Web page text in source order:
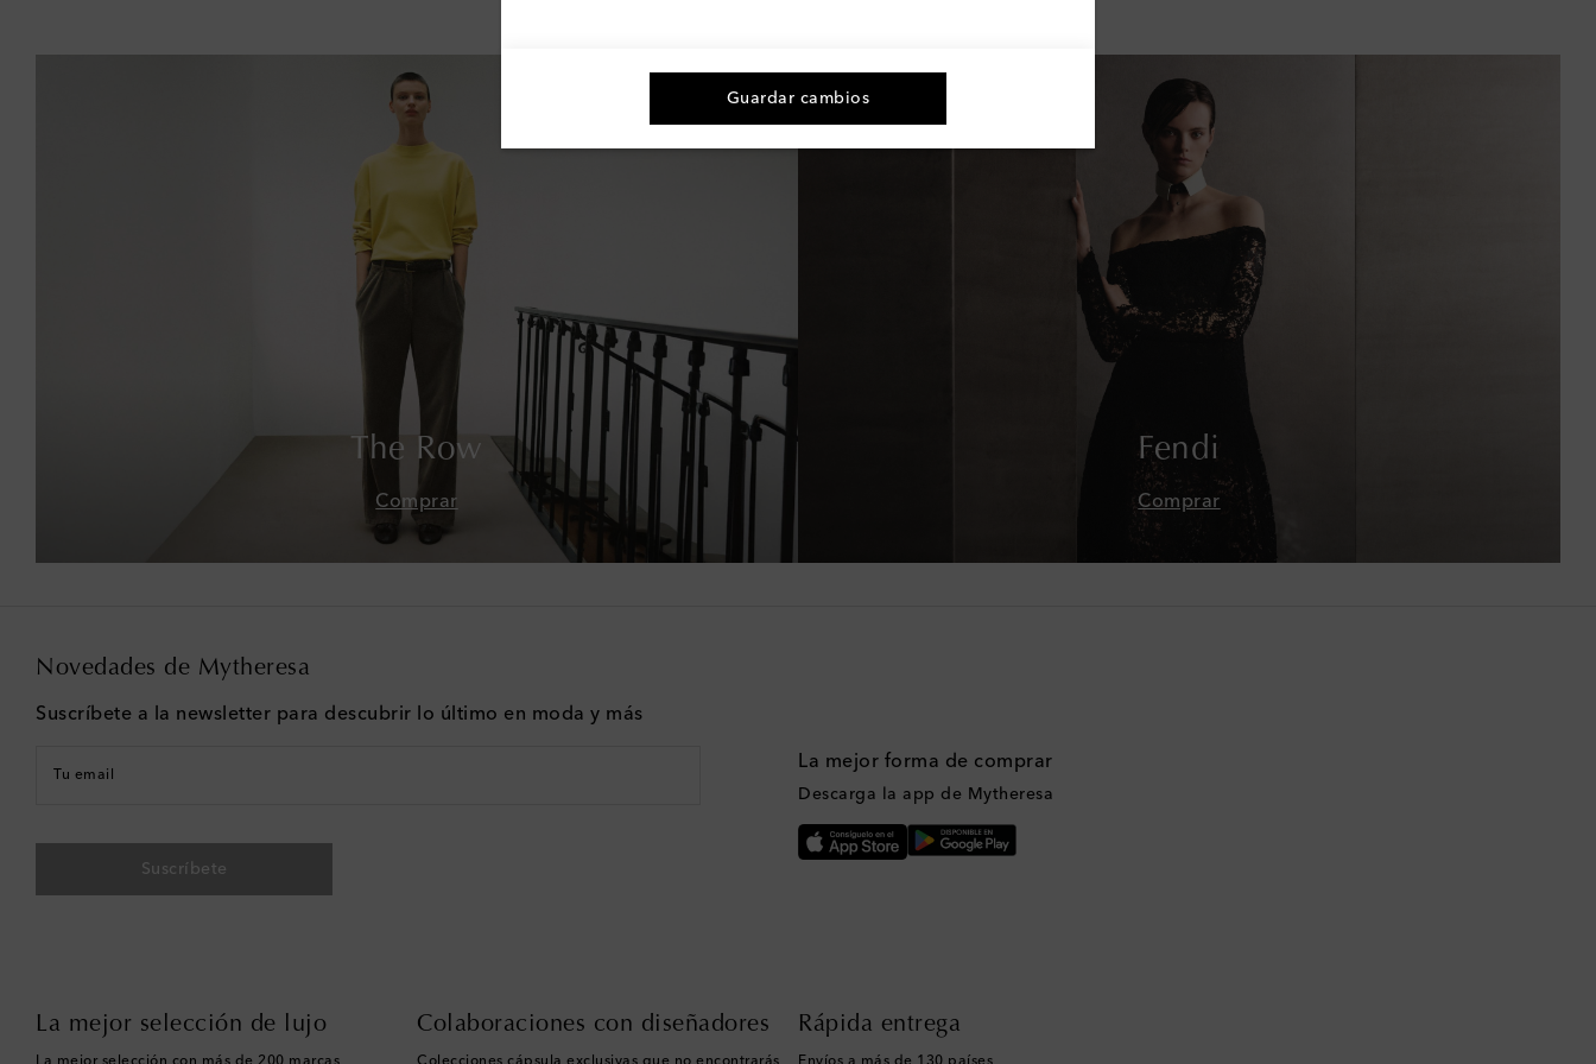
The Row
Comprar
Fendi
Comprar
Novedades de Mytheresa
Suscríbete a la newsletter para descubrir lo último en moda y más
Tu email
Suscríbete
La mejor forma de comprar
Descarga la app de Mytheresa
La mejor selección de lujo Colaboraciones con diseñadores Rápida entrega
Bahamas
Bangladés
Barbados
Bélgica
Bolivia
Bosnia y Herzegovina
Guardar cambios